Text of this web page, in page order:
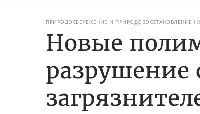
ПРИРОДОСБЕРЕЖЕНИЕ И ПРИРОДОВОССТАНОВЛЕНИЕ
Новые
разрушение